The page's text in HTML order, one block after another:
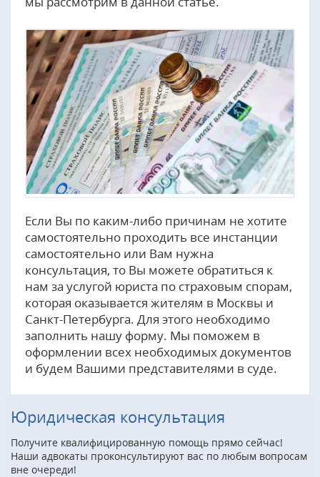
Если Вы по каким-либо причинам не хотите
самостоятельно проходить все инстанции
самостоятельно или Вам нужна
консультация, то Вы можете обратиться к
нам за услугой юриста по страховым спорам,
которая оказывается жителям в Москвы и
Санкт-Петербурга. Для этого необходимо
заполнить нашу форму. Мы поможем в
оформлении всех необходимых документов
и будем Вашими представителями в суде.
Юридическая консультация
Получите квалифицированную помощь прямо сейчас!
Наши адвокаты проконсультируют вас по любым вопросам
вне очереди!